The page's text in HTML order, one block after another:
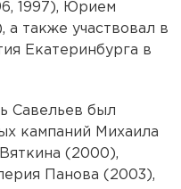
1997), Юрием
а также участвовал в
Екатеринбурга в
Савельев был
кампаний Михаила
(2000),
Панова (2003),